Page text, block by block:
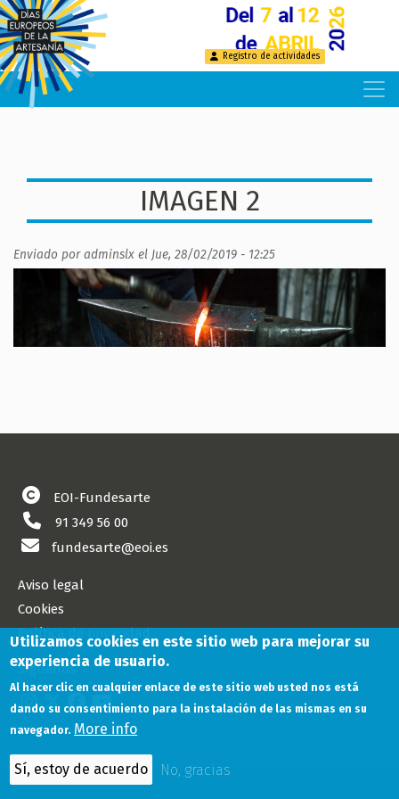
Pasar
contenido
Registro de actividades
IMAGEN 2
Enviado poradminslx el Jue, 28/02/2019 - 12:25
EOI-Fundesarte
91 349 56 00
fundesarte@eoi.es
Aviso legal
Cookies
Política de privacidad
Síguenos
Utilizamos cookies en este sitio web para mejorar su
experiencia de usuario.
Al hacer clic en cualquier enlace de este sitio web usted nos está
dando su consentimiento para la instalación de las mismas en su
navegador. More info
Sí, estoy de acuerdo No, gracias